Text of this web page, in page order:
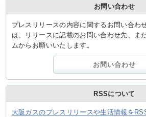
お問い合わせ
プレスリリースの内容に関するお問い合わ
は、リリースに記載のお問い合わせ先、ま
ムからお願いいたします。
お問い合わせ
RSSについて
大阪ガスのプレスリリースや生活情報を